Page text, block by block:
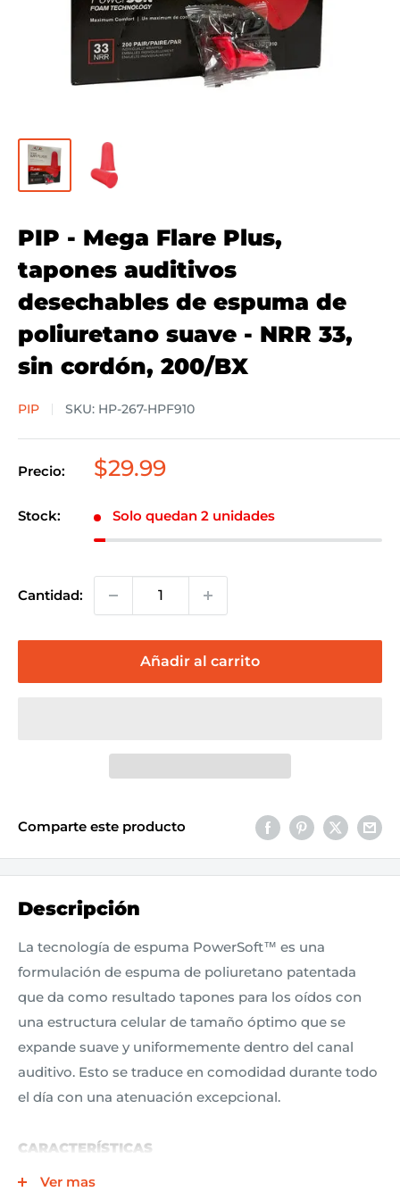
PIP - Mega Flare Plus,
tapones auditivos
desechables de espuma de
poliuretano suave - NRR 33,
sin cordón, 200/BX
PIP SKU: HP-267-HPF910
Precio:
Precio
venta
$29.99
Stock: Solo quedan 2 unidades
Cantidad:
Añadir al carrito
Comparte este producto
Descripción
La tecnología de espuma PowerSoft™ es una
formulación de espuma de poliuretano patentada
que da como resultado tapones para los oídos con
una estructura celular de tamaño óptimo que se
expande suave y uniformemente dentro del canal
auditivo. Esto se traduce en comodidad durante todo
el día con una atenuación excepcional.
CARACTERÍSTICAS
Estructura celular consistente para un tiempo
Ver mas